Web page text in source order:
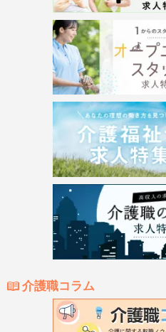
介護職コラム